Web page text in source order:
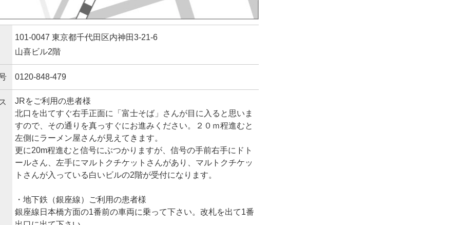
101-0047 東京都千代田区内神田3-21-6
山喜ビル2階
0120-848-479
JRをご利用の患者様
北口を出てすぐ右手正面に「富士そば」さんが目に入ると思いま
すので、その通りを真っすぐにお進みください。２０ｍ程進むと
左側にラーメン屋さんが見えてきます。
更に20m程進むと信号にぶつかりますが、信号の手前右手にドト
ールさん、左手にマルトクチケットさんがあり、マルトクチケッ
トさんが入っている白いビルの2階が受付になります。
・地下鉄（銀座線）ご利用の患者様
銀座線日本橋方面の1番前の車両に乗って下さい。改札を出て1番